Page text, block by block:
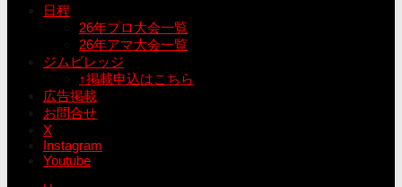
日程
26年プロ大会一覧
26年アマ大会一覧
ジムビレッジ
↑掲載申込はこちら
広告掲載
お問合せ
X
Instagram
Youtube